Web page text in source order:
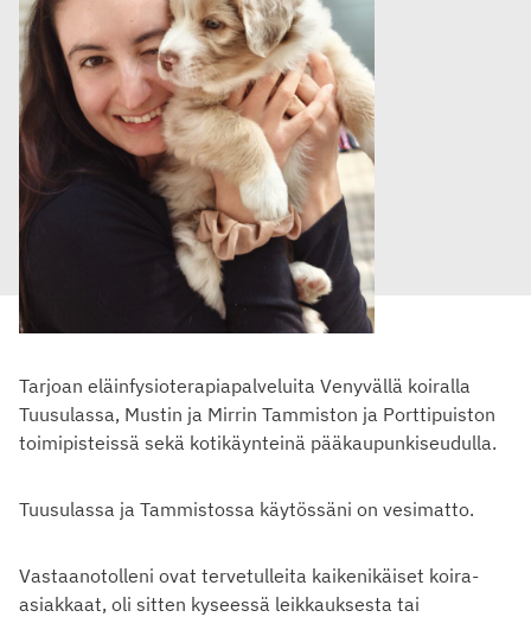
Tarjoan eläinfysioterapiapalveluita Venyvällä koiralla
Tuusulassa, Mustin ja Mirrin Tammiston ja Porttipuiston
toimipisteissä sekä kotikäynteinä pääkaupunkiseudulla.
Tuusulassa ja Tammistossa käytössäni on vesimatto.
Vastaanotolleni ovat tervetulleita kaikenikäiset koira-
asiakkaat, oli sitten kyseessä leikkauksesta tai